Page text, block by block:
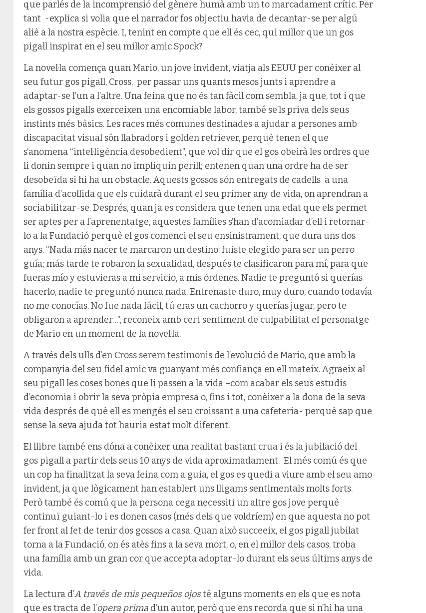
que parlés de la incomprensió del gènere humà amb un to marcadament crític. Per
tant -explica si volia que el narrador fos objectiu havia de decantar-se per algú
aliè a la nostra espècie. I, tenint en compte que ell és cec, qui millor que un gos
pigall inspirat en el seu millor amic Spock?
La novel·la comença quan Mario, un jove invident, viatja als EEUU per conèixer al
seu futur gos pigall, Cross, per passar uns quants mesos junts i aprendre a
adaptar-se l’un a l’altre. Una feina que no és tan fàcil com sembla, ja que, tot i que
els gossos pigalls exerceixen una encomiable labor, també se’ls priva dels seus
instints més bàsics. Les races més comunes destinades a ajudar a persones amb
discapacitat visual són llabradors i golden retriever, perquè tenen el que
s’anomena “intel·ligència desobedient”, que vol dir que el gos obeirà les ordres que
li donin sempre i quan no impliquin perill; entenen quan una ordre ha de ser
desobeïda si hi ha un obstacle. Aquests gossos són entregats de cadells a una
família d’acollida que els cuidarà durant el seu primer any de vida, on aprendran a
sociabilitzar-se. Després, quan ja es considera que tenen una edat que els permet
ser aptes per a l’aprenentatge, aquestes famílies s’han d’acomiadar d’ell i retornar-
lo a la Fundació perquè el gos comenci el seu ensinistrament, que dura uns dos
anys. “Nada más nacer te marcaron un destino: fuiste elegido para ser un perro
guía; más tarde te robaron la sexualidad, después te clasificaron para mí, para que
fueras mío y estuvieras a mi servicio, a mis órdenes. Nadie te preguntó si querías
hacerlo, nadie te preguntó nunca nada. Entrenaste duro, muy duro, cuando todavía
no me conocías. No fue nada fácil, tú eras un cachorro y querías jugar, pero te
obligaron a aprender…”, reconeix amb cert sentiment de culpabilitat el personatge
de Mario en un moment de la novel·la.
A través dels ulls d’en Cross serem testimonis de l’evolució de Mario, que amb la
companyia del seu fidel amic va guanyant més confiança en ell mateix. Agraeix al
seu pigall les coses bones que li passen a la vida –com acabar els seus estudis
d’economia i obrir la seva pròpia empresa o, fins i tot, conèixer a la dona de la seva
vida després de què ell es mengés el seu croissant a una cafeteria- perquè sap que
sense la seva ajuda tot hauria estat molt diferent.
El llibre també ens dóna a conèixer una realitat bastant crua i és la jubilació del
gos pigall a partir dels seus 10 anys de vida aproximadament. El més comú és que
un cop ha finalitzat la seva feina com a guia, el gos es quedi a viure amb el seu amo
invident, ja que lògicament han establert uns lligams sentimentals molts forts.
Però també és comú que la persona cega necessiti un altre gos jove perquè
continuï guiant-lo i es donen casos (més dels que voldríem) en que aquesta no pot
fer front al fet de tenir dos gossos a casa. Quan això succeeix, el gos pigall jubilat
torna a la Fundació, on és atès fins a la seva mort, o, en el millor dels casos, troba
una família amb un gran cor que accepta adoptar-lo durant els seus últims anys de
vida.
La lectura d’A través de mis pequeños ojosté alguns moments en els que es nota
que es tracta de l’opera prima d’un autor, però que ens recorda que si n’hi ha una